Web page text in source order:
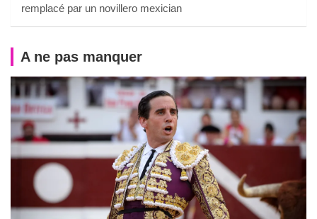
remplacé par un novillero mexician
A ne pas manquer